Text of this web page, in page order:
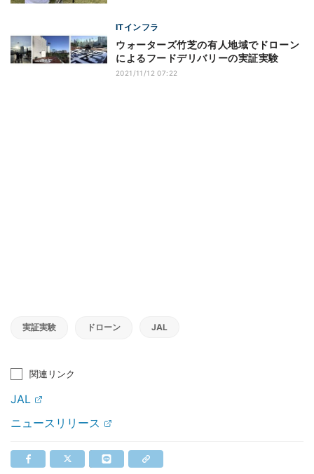
ITインフラ
ウォーターズ竹芝の有人地域でドローン
によるフードデリバリーの実証実験
2021/11/12 07:22
実証実験 ドローン JAL
関連リンク
JAL
ニュースリリース